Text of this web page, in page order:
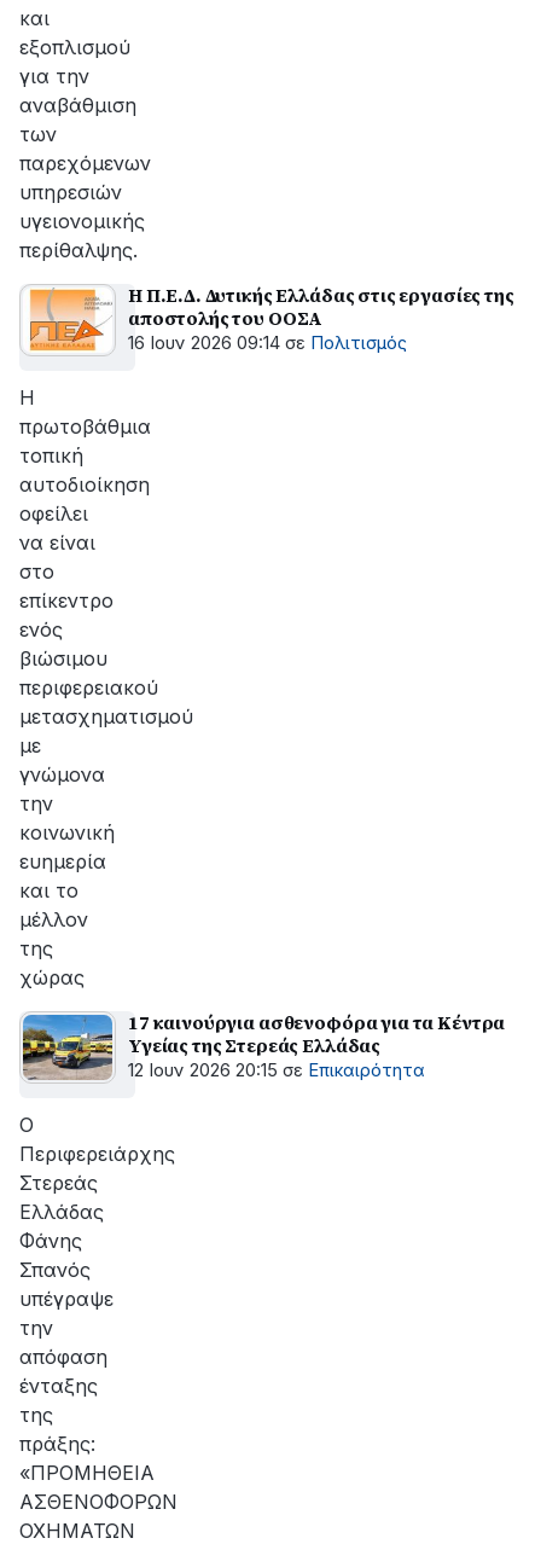
και
εξοπλισμού
για την
αναβάθμιση
των
παρεχόμενων
υπηρεσιών
υγειονομικής
περίθαλψης.
Η Π.Ε.Δ. Δυτικής Ελλάδας στις εργασίες της
αποστολής του ΟΟΣΑ
16 Ιουν 2026 09:14 σε Πολιτισμός
Η
πρωτοβάθμια
τοπική
αυτοδιοίκηση
οφείλει
να είναι
στο
επίκεντρο
ενός
βιώσιμου
περιφερειακού
μετασχηματισμού
με
γνώμονα
την
κοινωνική
ευημερία
και το
μέλλον
της
χώρας
17 καινούργια ασθενοφόρα για τα Κέντρα
Υγείας της Στερεάς Ελλάδας
12 Ιουν 2026 20:15 σε Επικαιρότητα
Ο
Περιφερειάρχης
Στερεάς
Ελλάδας
Φάνης
Σπανός
υπέγραψε
την
απόφαση
ένταξης
της
πράξης:
«ΠΡΟΜΗΘΕΙΑ
ΑΣΘΕΝΟΦΟΡΩΝ
ΟΧΗΜΑΤΩΝ